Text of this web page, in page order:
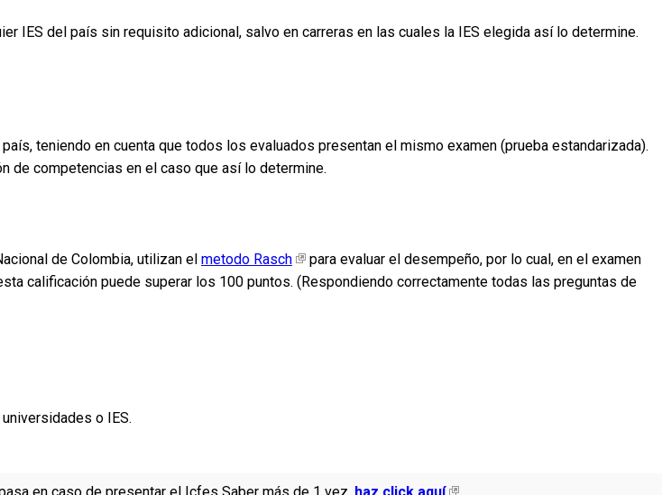
IES del país sin requisito adicional, salvo en carreras en las cuales la IES elegida así lo determine.
teniendo en cuenta que todos los evaluados presentan el mismo examen (prueba estandarizada).
de competencias en el caso que así lo determine.
de Colombia, utilizan el metodo Rasch
para evaluar el desempeño, por lo cual, en el examen
calificación puede superar los 100 puntos. (Respondiendo correctamente todas las preguntas de
o IES.